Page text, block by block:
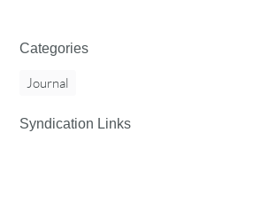
Categories
Journal
Syndication Links